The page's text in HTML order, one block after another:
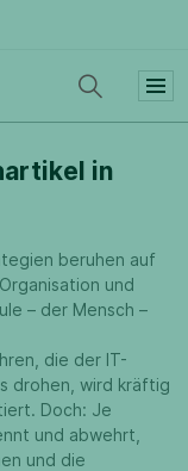
in
beruhen auf
und
– der Mensch –
die der IT-
drohen, wird kräftig
Doch: Je
und abwehrt,
und die